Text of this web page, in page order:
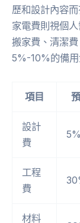
歷和設計內容
家電費則視個
搬家費、清潔
5%-10%的備用
項目
設計
費
工程
費
材料